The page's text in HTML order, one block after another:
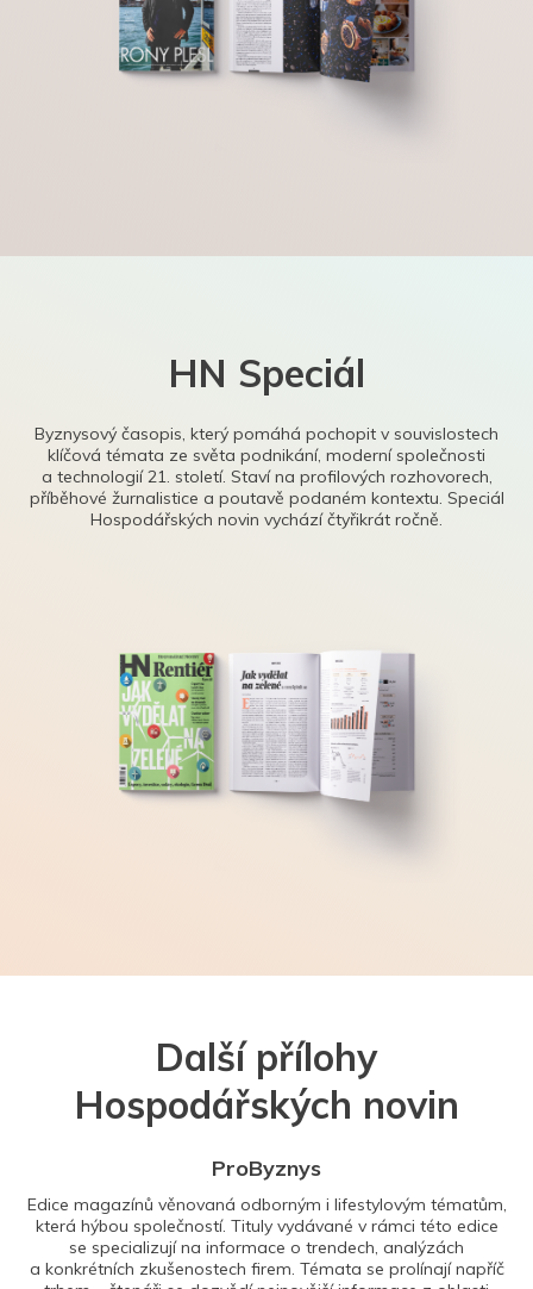
HN Speciál
Byznysový časopis, který pomáhá pochopit v souvislostech
klíčová témata ze světa podnikání, moderní společnosti
a technologií 21. století. Staví na profilových rozhovorech,
příběhové žurnalistice a poutavě podaném kontextu. Speciál
Hospodářských novin vychází čtyřikrát ročně.
Další přílohy
Hospodářských novin
ProByznys
Edice magazínů věnovaná odborným i lifestylovým tématům,
která hýbou společností. Tituly vydávané v rámci této edice
se specializují na informace o trendech, analýzách
a konkrétních zkušenostech firem. Témata se prolínají napříč